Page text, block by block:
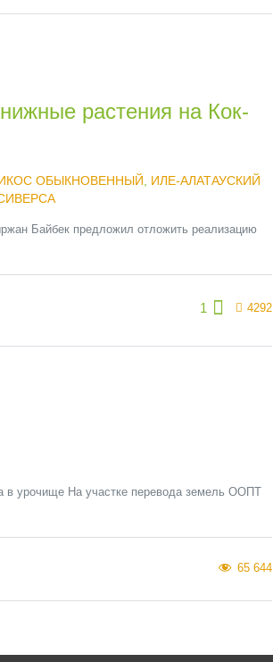
растения на Кок-
ОБЫКНОВЕННЫЙ
ИЛЕ-АЛАТАУСКИЙ
Байбек предложил отложить реализацию
1 4292
в урочище На участке перевода земель ООПТ
65 644